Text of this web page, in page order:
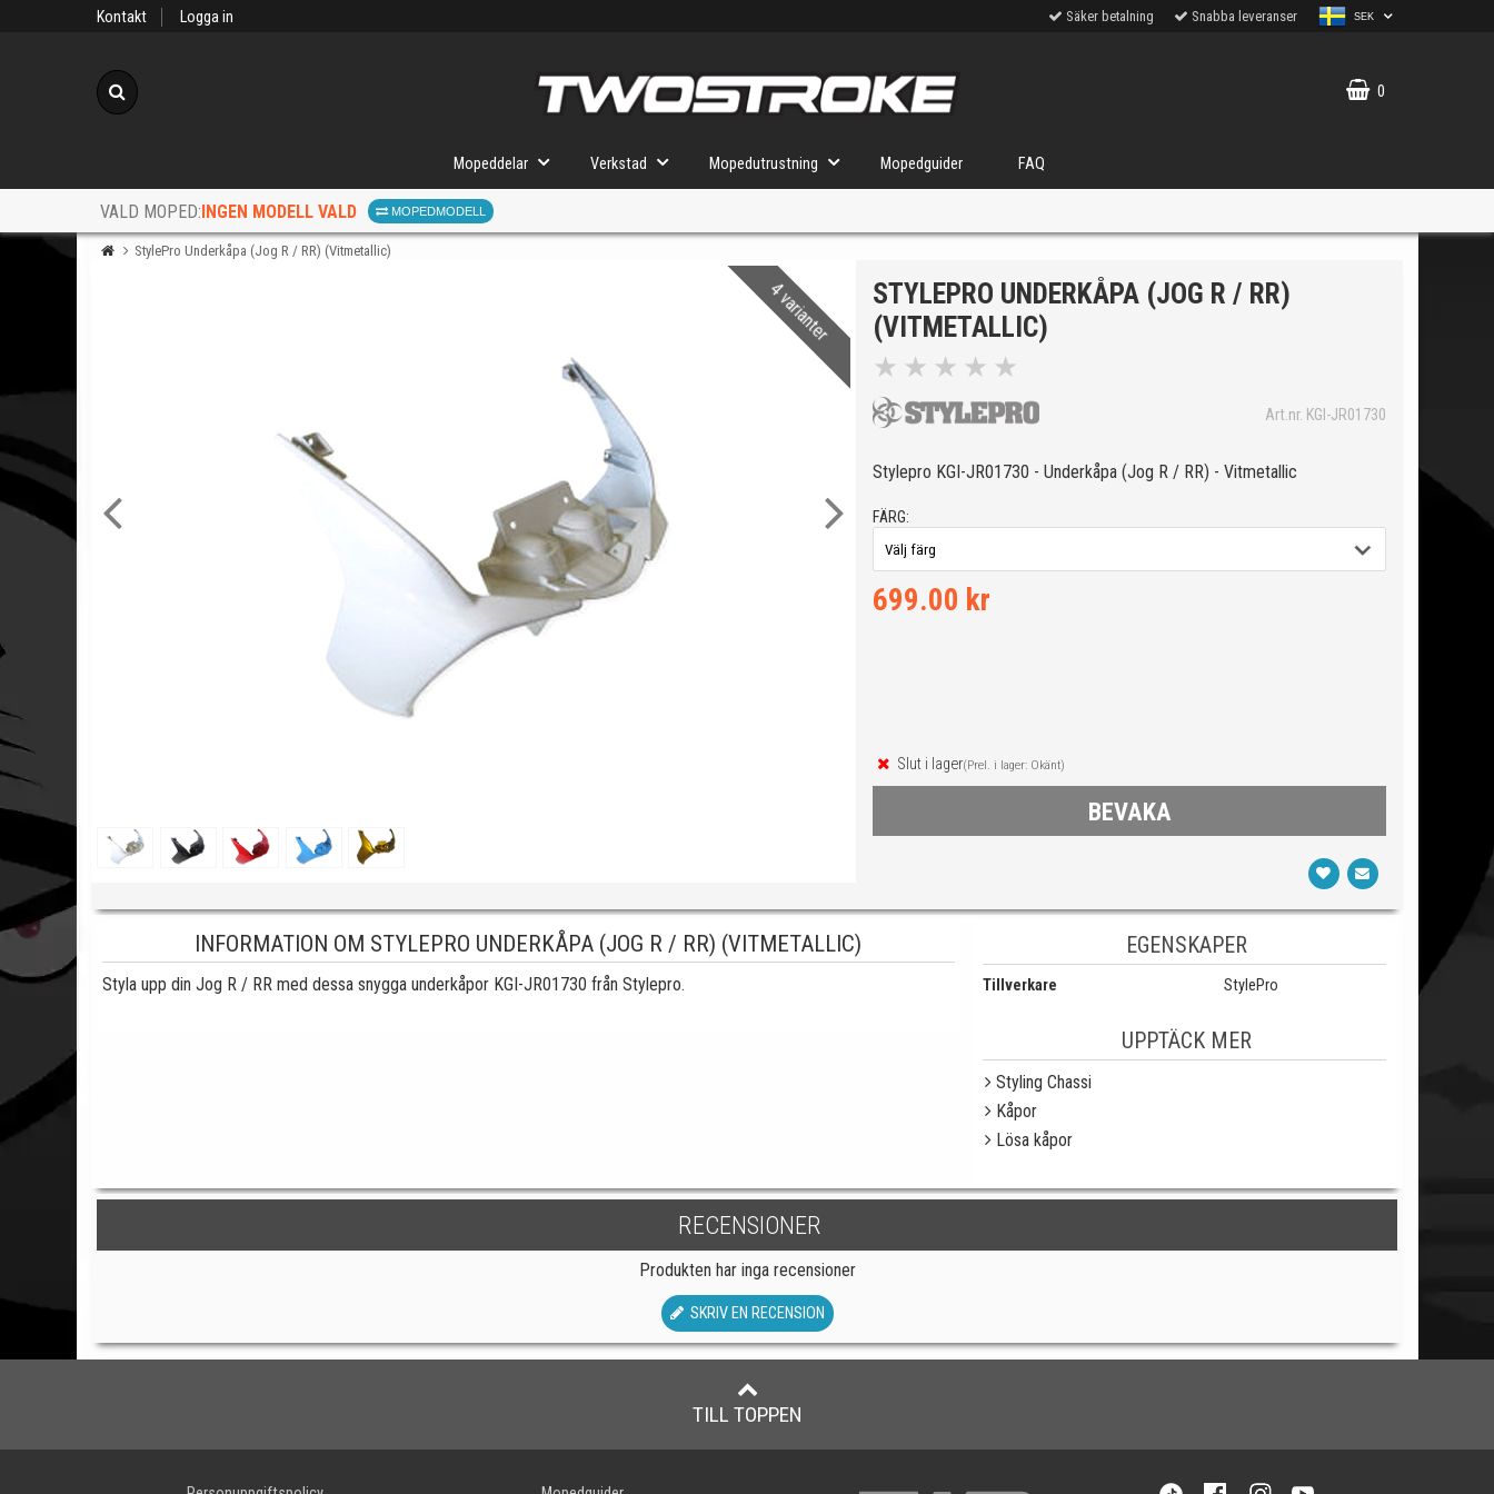
Kontakt Logga in Säker betalning Snabba leveranser SEK
0
Mopeddelar Verkstad Mopedutrustning Mopedguider FAQ
VALD MOPED:INGEN MODELL VALD MOPEDMODELL
FÖR RÄTT DELAR
När du valt kommer butiken visa delar för vald moped och universella produkter.
StylePro Underkåpa (Jog R / RR) (Vitmetallic)
4 varianter
STYLEPRO UNDERKÅPA (JOG R / RR)
(VITMETALLIC)
★ ★ ★ ★ ★
Art.nr. KGI-JR01730
Stylepro KGI-JR01730 - Underkåpa (Jog R / RR) - Vitmetallic
FÄRG:
699.00 kr
Slut i lager(Prel. i lager: Okänt)
BEVAKA
INFORMATION OM STYLEPRO UNDERKÅPA (JOG R / RR) (VITMETALLIC)
Styla upp din Jog R / RR med dessa snygga underkåpor KGI-JR01730 från Stylepro.
EGENSKAPER
Tillverkare StylePro
UPPTÄCK MER
Styling Chassi
Kåpor
Lösa kåpor
RECENSIONER
Produkten har inga recensioner
SKRIV EN RECENSION
TILL TOPPEN